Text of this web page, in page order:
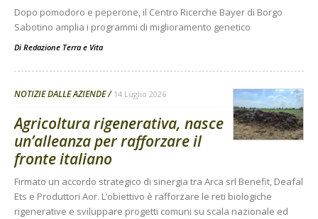
Dopo pomodoro e peperone, il Centro Ricerche Bayer di Borgo
Sabotino amplia i programmi di miglioramento genetico
Di Redazione Terra e Vita
NOTIZIE DALLE AZIENDE 14 Luglio 2026
Agricoltura rigenerativa, nasce
un’alleanza per rafforzare il
fronte italiano
Firmato un accordo strategico di sinergia tra Arca srl Benefit, Deafal
Ets e Produttori Aor. L’obiettivo è rafforzare le reti biologiche
rigenerative e sviluppare progetti comuni su scala nazionale ed